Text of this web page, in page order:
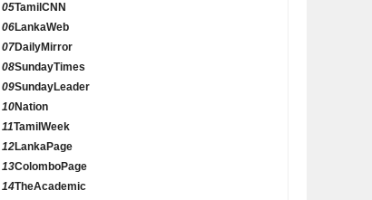
05TamilCNN
06LankaWeb
07DailyMirror
08SundayTimes
09SundayLeader
10Nation
11TamilWeek
12LankaPage
13ColomboPage
14TheAcademic